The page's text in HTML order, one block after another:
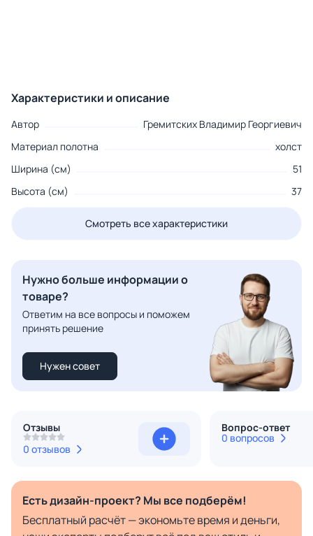
Характеристики и описание
Автор
Гремитских Владимир Георгиевич
Материал полотна
холст
Ширина (см)
51
Высота (см)
37
Смотреть все характеристики
Нужно больше информации о
товаре?
Ответим на все вопросы и поможем
принять решение
Нужен совет
Отзывы
0 отзывов
Вопрос-ответ
0 вопросов
Есть дизайн-проект? Мы все подберём!
Бесплатный расчёт — экономьте время и деньги,